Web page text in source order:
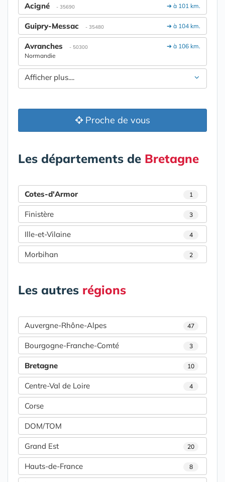
➔ à 101 km.
Acigné - 35690
➔ à 104 km.
Guipry-Messac - 35480
➔ à 106 km.
Avranches - 50300
Normandie
Afficher plus....
Proche de vous
Les départements de Bretagne
Cotes-d'Armor 1
Finistère 3
Ille-et-Vilaine 4
Morbihan 2
Les autres régions
Auvergne-Rhône-Alpes 47
Bourgogne-Franche-Comté 3
Bretagne 10
Centre-Val de Loire 4
Corse
DOM/TOM
Grand Est 20
Hauts-de-France 8